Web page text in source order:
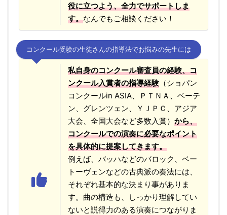
役に立つよう、全力でサポートしま
す。なんでもご相談ください！
コンクール受験の生徒さんの指導法でお悩みの先生には
私自身のコンクール審査員の経験、コ
ンクール入賞者の指導経験（ショパン
コンクールin ASIA、ＰＴＮＡ、ベーテ
ン、グレンツェン、ＹＪＰＣ、アジア
大会、全国大会など多数入賞） から、
コンクールでの演奏に必要なポイント
を具体的に提案してきます。
例えば、バッハなどのバロック、ベー
トーヴェンなどの古典派の奏法には、
それぞれ基本的な決まり事がありま
す。曲の構造も、しっかり理解してい
ないと説得力のある演奏につながりま